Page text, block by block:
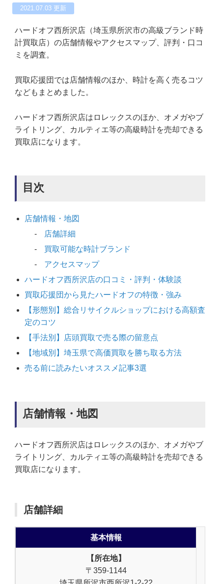
2021.07.03 更新
ハードオフ西所沢店（埼玉県所沢市の高級ブランド時
計買取店）の店舗情報やアクセスマップ、評判・口コ
ミを調査。
買取応援団では店舗情報のほか、時計を高く売るコツ
などもまとめました。
ハードオフ西所沢店はロレックスのほか、オメガやブ
ライトリング、カルティエ等の高級時計を売却できる
買取店になります。
目次
店舗情報・地図
店舗詳細
買取可能な時計ブランド
アクセスマップ
ハードオフ西所沢店の口コミ・評判・体験談
買取応援団から見たハードオフの特徴・強み
【形態別】総合リサイクルショップにおける高額査
定のコツ
【手法別】店頭買取で売る際の留意点
【地域別】埼玉県で高価買取を勝ち取る方法
売る前に読みたいオススメ記事3選
店舗情報・地図
ハードオフ西所沢店はロレックスのほか、オメガやブ
ライトリング、カルティエ等の高級時計を売却できる
買取店になります。
店舗詳細
基本情報
【所在地】
〒359-1144